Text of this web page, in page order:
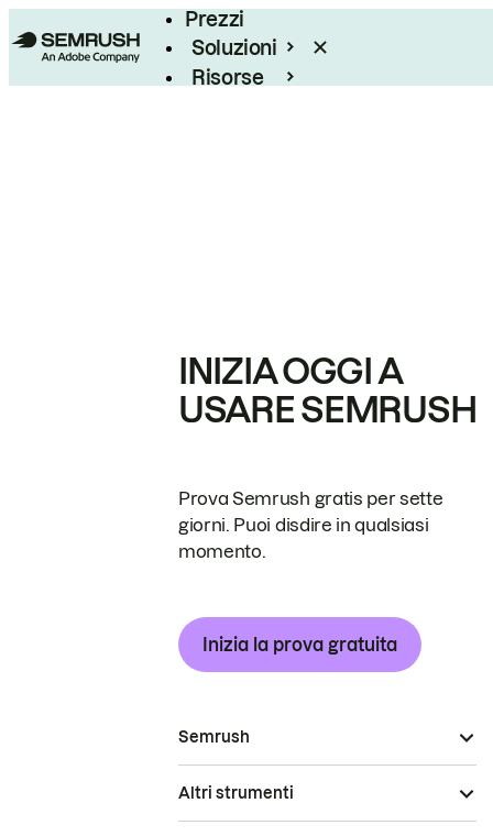
Prezzi
Soluzioni
Risorse
INIZIA OGGI A
USARE SEMRUSH
Prova Semrush gratis per sette
giorni. Puoi disdire in qualsiasi
momento.
Inizia la prova gratuita
Semrush
Altri strumenti